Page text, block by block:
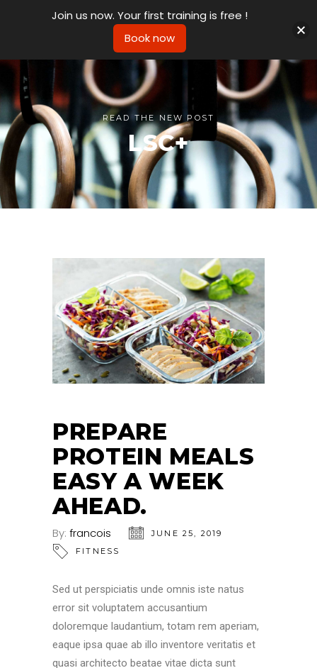
READ THE NEW POST
LSC+
PREPARE
PROTEIN MEALS
EASY A WEEK
AHEAD.
By: francois
JUNE 25, 2019
FITNESS
Sed ut perspiciatis unde omnis iste natus
error sit voluptatem accusantium
doloremque laudantium, totam rem aperiam,
eaque ipsa quae ab illo inventore veritatis et
quasi architecto beatae vitae dicta sunt
Join us now. Your first training is free !
Book now